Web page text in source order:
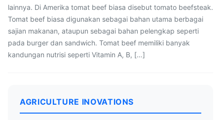
lainnya. Di Amerika tomat beef biasa disebut tomato beefsteak.
Tomat beef biasa digunakan sebagai bahan utama berbagai
sajian makanan, ataupun sebagai bahan pelengkap seperti
pada burger dan sandwich. Tomat beef memiliki banyak
kandungan nutrisi seperti Vitamin A, B, […]
AGRICULTURE INOVATIONS